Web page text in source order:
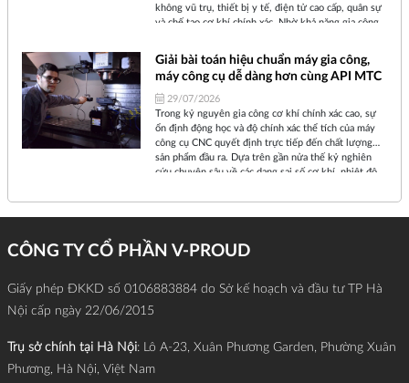
không vũ trụ, thiết bị y tế, điện tử cao cấp, quân sự
và chế tạo cơ khí chính xác. Nhờ khả năng gia công
trục giúp tối ưu hóa thời gian và nâng cao chất
lượng sản phẩm.
Giải bài toán hiệu chuẩn máy gia công,
máy công cụ dễ dàng hơn cùng API MTC
29/07/2026
Trong kỷ nguyên gia công cơ khí chính xác cao, sự
ổn định động học và độ chính xác thể tích của máy
công cụ CNC quyết định trực tiếp đến chất lượng
sản phẩm đầu ra. Dựa trên gần nửa thế kỷ nghiên
cứu chuyên sâu về các dạng sai số cơ khí, nhiệt độ
triển bộ giải pháp chuyên gia API MTC (Machine
Tool Calibration).
CÔNG TY CỔ PHẦN V-PROUD
Giấy phép ĐKKD số 0106883884 do Sở kế hoạch và đầu tư TP Hà
Nội cấp ngày 22/06/2015
Trụ sở chính tại Hà Nội: Lô A-23, Xuân Phương Garden, Phường Xuân
Phương, Hà Nội, Việt Nam